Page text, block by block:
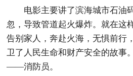
电影主要讲了滨海城市石油
忽，导致管道起火爆炸。就在这
告别家人，奔赴火海，无惧前行
卫了人民生命和财产安全的故事
——消防员。